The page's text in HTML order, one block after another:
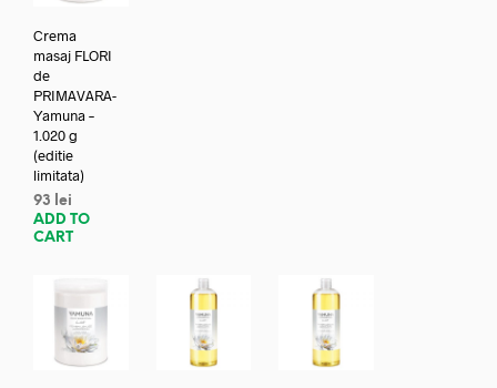
Crema
masaj FLORI
de
PRIMAVARA-
Yamuna –
1.020 g
(editie
limitata)
93
lei
ADD TO
CART